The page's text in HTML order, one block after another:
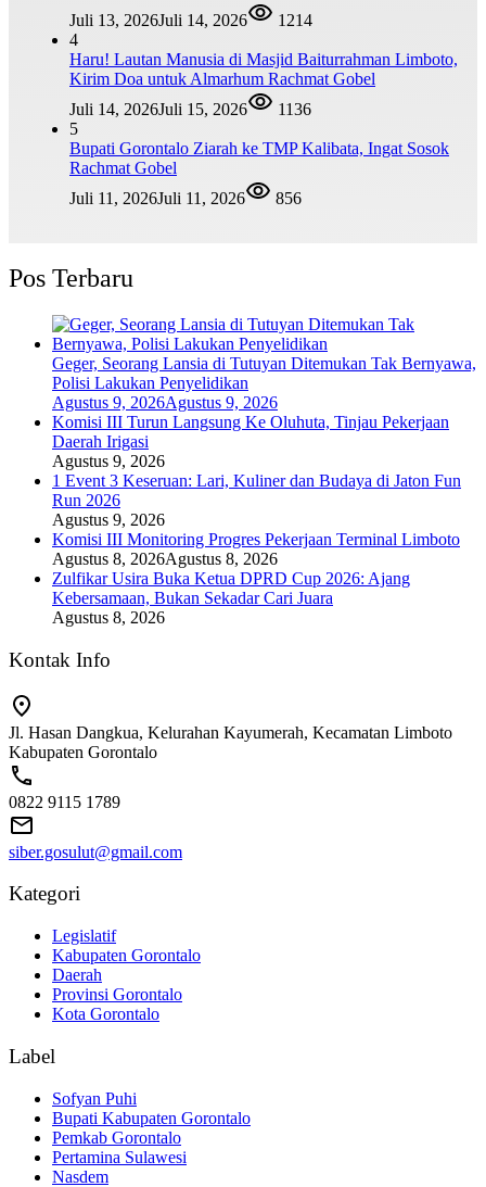
Juli 13, 2026Juli 14, 2026
1214
4
Haru! Lautan Manusia di Masjid Baiturrahman Limboto,
Kirim Doa untuk Almarhum Rachmat Gobel
Juli 14, 2026Juli 15, 2026
1136
5
Bupati Gorontalo Ziarah ke TMP Kalibata, Ingat Sosok
Rachmat Gobel
Juli 11, 2026Juli 11, 2026 856
Pos Terbaru
Geger, Seorang Lansia di Tutuyan Ditemukan Tak Bernyawa,
Polisi Lakukan Penyelidikan
Agustus 9, 2026Agustus 9, 2026
Komisi III Turun Langsung Ke Oluhuta, Tinjau Pekerjaan
Daerah Irigasi
Agustus 9, 2026
1 Event 3 Keseruan: Lari, Kuliner dan Budaya di Jaton Fun
Run 2026
Agustus 9, 2026
Komisi III Monitoring Progres Pekerjaan Terminal Limboto
Agustus 8, 2026Agustus 8, 2026
Zulfikar Usira Buka Ketua DPRD Cup 2026: Ajang
Kebersamaan, Bukan Sekadar Cari Juara
Agustus 8, 2026
Kontak Info
Jl. Hasan Dangkua, Kelurahan Kayumerah, Kecamatan Limboto
Kabupaten Gorontalo
0822 9115 1789
siber.gosulut@gmail.com
Kategori
Legislatif
Kabupaten Gorontalo
Daerah
Provinsi Gorontalo
Kota Gorontalo
Label
Sofyan Puhi
Bupati Kabupaten Gorontalo
Pemkab Gorontalo
Pertamina Sulawesi
Nasdem